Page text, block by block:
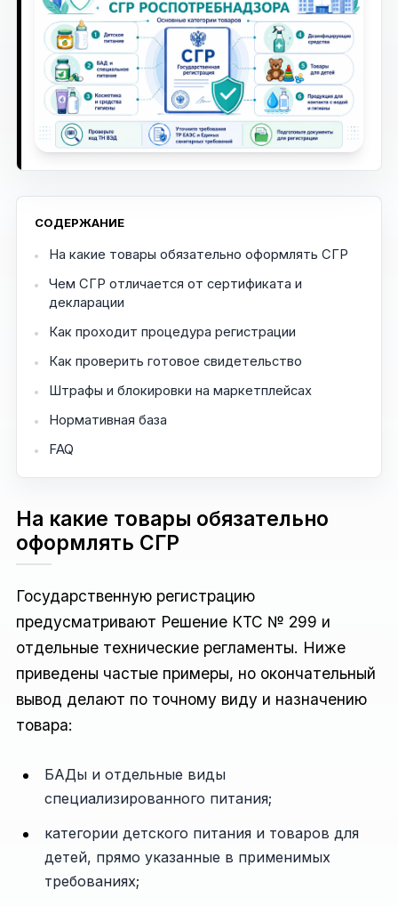
На схеме показаны категории для первичной
продукции.
СОДЕРЖАНИЕ
На какие товары обязательно оформлять СГР
Чем СГР отличается от сертификата и
декларации
Как проходит процедура регистрации
Как проверить готовое свидетельство
Штрафы и блокировки на маркетплейсах
Нормативная база
FAQ
На какие товары обязательно
оформлять СГР
Государственную регистрацию
предусматривают Решение КТС № 299 и
отдельные технические регламенты. Ниже
приведены частые примеры, но окончательный
вывод делают по точному виду и назначению
товара:
БАДы и отдельные виды
специализированного питания;
категории детского питания и товаров для
детей, прямо указанные в применимых
требованиях;